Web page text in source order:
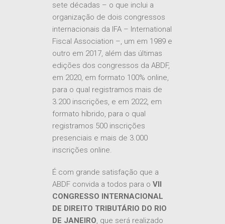
sete décadas – o que inclui a
organização de dois congressos
internacionais da IFA – International
Fiscal Association –, um em 1989 e
outro em 2017, além das últimas
edições dos congressos da ABDF,
em 2020, em formato 100% online,
para o qual registramos mais de
3.200 inscrições, e em 2022, em
formato híbrido, para o qual
registramos 500 inscrições
presenciais e mais de 3.000
inscrições online.
É com grande satisfação que a
ABDF convida a todos para o VII
CONGRESSO INTERNACIONAL
DE DIREITO TRIBUTÁRIO DO RIO
DE JANEIRO, que será realizado